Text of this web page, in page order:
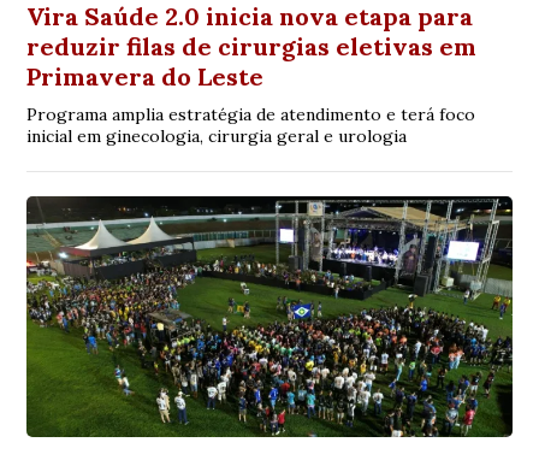
Vira Saúde 2.0 inicia nova etapa para
reduzir filas de cirurgias eletivas em
Primavera do Leste
Programa amplia estratégia de atendimento e terá foco
inicial em ginecologia, cirurgia geral e urologia